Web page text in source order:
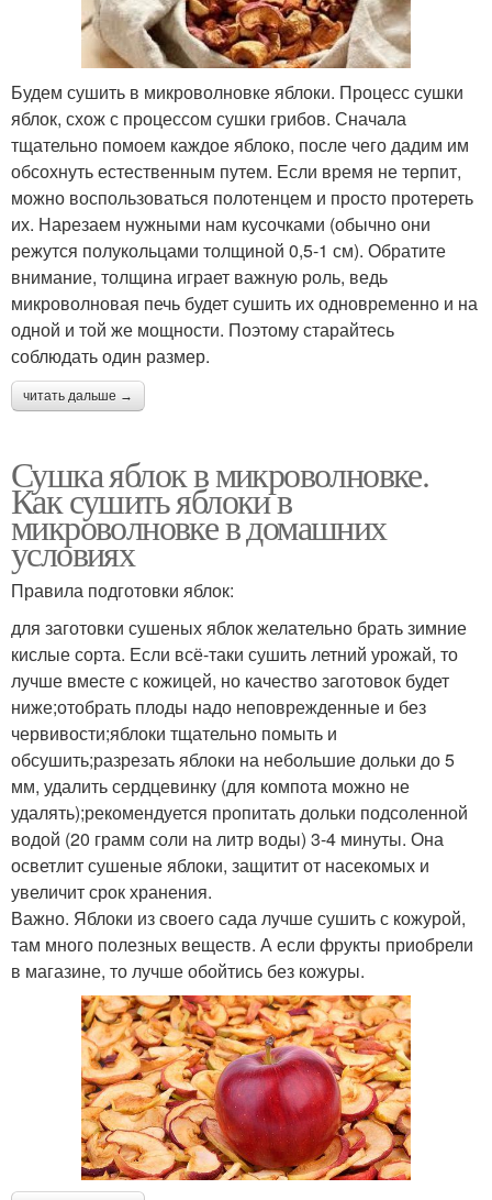
Будем сушить в микроволновке яблоки. Процесс сушки
яблок, схож с процессом сушки грибов. Сначала
тщательно помоем каждое яблоко, после чего дадим им
обсохнуть естественным путем. Если время не терпит,
можно воспользоваться полотенцем и просто протереть
их. Нарезаем нужными нам кусочками (обычно они
режутся полукольцами толщиной 0,5-1 см). Обратите
внимание, толщина играет важную роль, ведь
микроволновая печь будет сушить их одновременно и на
одной и той же мощности. Поэтому старайтесь
соблюдать один размер.
читать дальше →
Сушка яблок в микроволновке.
Как сушить яблоки в
микроволновке в домашних
условиях
Правила подготовки яблок:
для заготовки сушеных яблок желательно брать зимние
кислые сорта. Если всё-таки сушить летний урожай, то
лучше вместе с кожицей, но качество заготовок будет
ниже;отобрать плоды надо неповрежденные и без
червивости;яблоки тщательно помыть и
обсушить;разрезать яблоки на небольшие дольки до 5
мм, удалить сердцевинку (для компота можно не
удалять);рекомендуется пропитать дольки подсоленной
водой (20 грамм соли на литр воды) 3-4 минуты. Она
осветлит сушеные яблоки, защитит от насекомых и
увеличит срок хранения.
Важно. Яблоки из своего сада лучше сушить с кожурой,
там много полезных веществ. А если фрукты приобрели
в магазине, то лучше обойтись без кожуры.